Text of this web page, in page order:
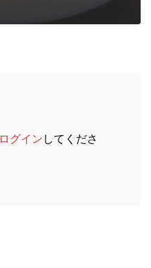
ログイン してくださ